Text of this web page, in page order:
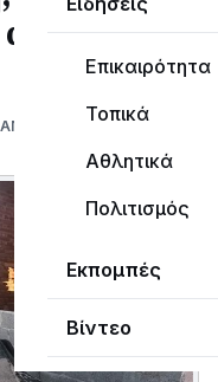
Επικαιρότητα
Τοπικά
Αθλητικά
Πολιτισμός
Εκπομπές
Βίντεο
άστεγοι στη
ΚΟΓΚΌΛΗΣ